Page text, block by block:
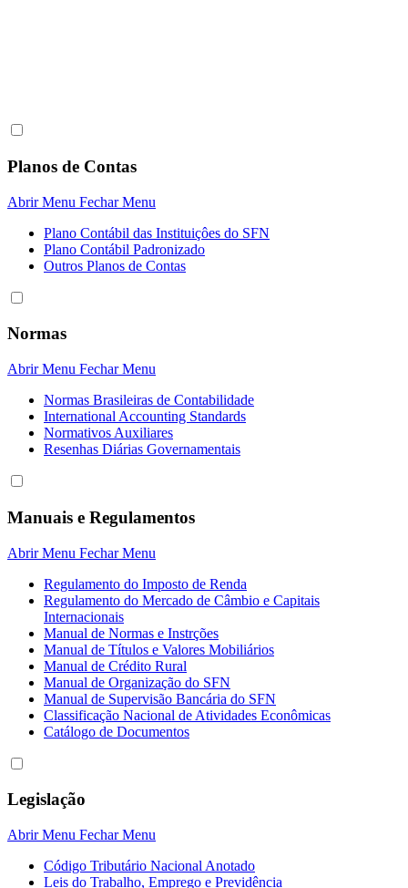
Planos de Contas
Abrir Menu Fechar Menu
Plano Contábil das Instituiçôes do SFN
Plano Contábil Padronizado
Outros Planos de Contas
Normas
Abrir Menu Fechar Menu
Normas Brasileiras de Contabilidade
International Accounting Standards
Normativos Auxiliares
Resenhas Diárias Governamentais
Manuais e Regulamentos
Abrir Menu Fechar Menu
Regulamento do Imposto de Renda
Regulamento do Mercado de Câmbio e Capitais
Internacionais
Manual de Normas e Instrções
Manual de Títulos e Valores Mobiliários
Manual de Crédito Rural
Manual de Organização do SFN
Manual de Supervisão Bancária do SFN
Classificação Nacional de Atividades Econômicas
Catálogo de Documentos
Legislação
Abrir Menu Fechar Menu
Código Tributário Nacional Anotado
Leis do Trabalho, Emprego e Previdência